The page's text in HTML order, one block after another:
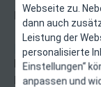
Webseite zu.
dann auch
Leistung der
personalisierte
Einstellungen“
anpassen und
Kontakt
E-Control
Rudolfsplatz 13a